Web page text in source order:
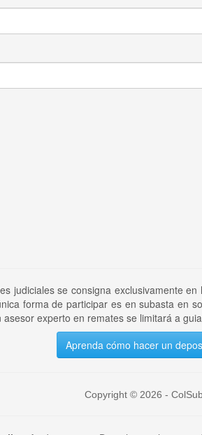
judiciales se consigna exclusivamente en
forma de participar es en subasta en
experto en remates se limitará a
Aprenda cómo hacer un
Copyright © 2026 -